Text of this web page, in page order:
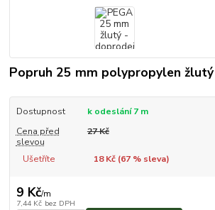
Popruh 25 mm polypropylen žlutý
Dostupnost
k odeslání 7 m
Cena před
slevou
27 Kč
Ušetříte 18 Kč (67% sleva)
9 Kč/m
7,44 Kč bez DPH